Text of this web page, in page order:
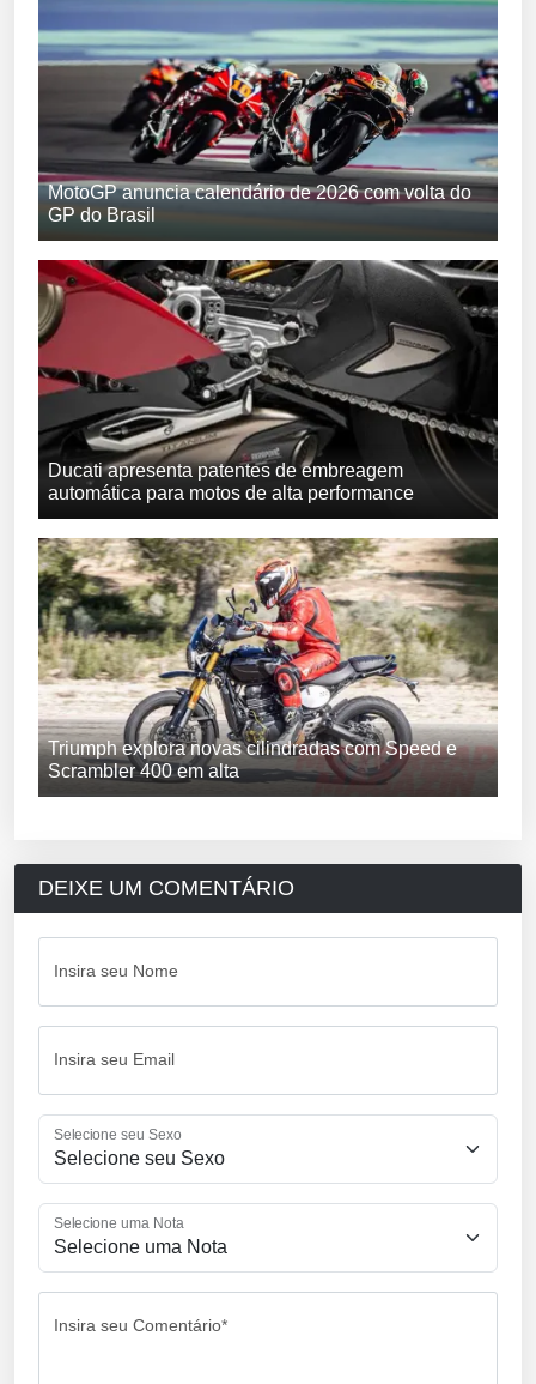
MotoGP anuncia calendário de 2026 com volta do
GP do Brasil
Ducati apresenta patentes de embreagem
automática para motos de alta performance
Triumph explora novas cilindradas com Speed e
Scrambler 400 em alta
DEIXE UM COMENTÁRIO
Insira seu Nome
Insira seu Email
Selecione seu Sexo
Selecione uma Nota
Insira seu Comentário*